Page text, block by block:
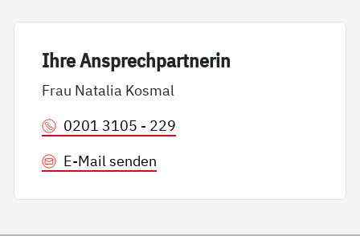
Ih­re An­sp­rech­part­ne­rin
Frau Natalia Kosmal
0201 3105 - 229
E-Mail senden